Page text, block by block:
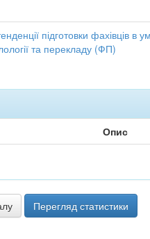
підготовки фахівців в
та перекладу (ФП)
Опис
Перегляд статистики